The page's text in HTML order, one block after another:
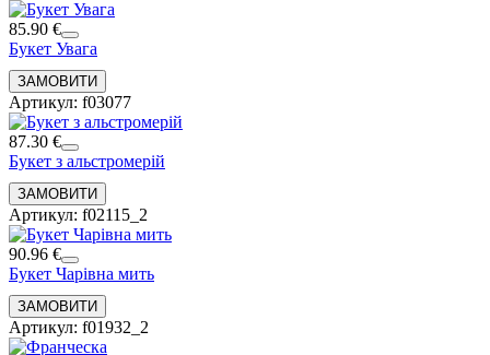
85.90 €
Букет Увага
Артикул: f03077
87.30 €
Букет з альстромерій
Артикул: f02115_2
90.96 €
Букет Чарівна мить
Артикул: f01932_2